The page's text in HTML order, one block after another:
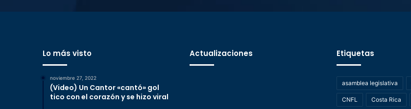
Lo más visto
noviembre 27, 2022
(Video) Un Cantor «cantó» gol
tico con el corazón y se hizo viral
Actualizaciones Etiquetas
asamblea legislativa
CNFL Costa Rica